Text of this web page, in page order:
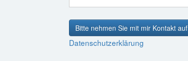
Bitte nehmen Sie mit mir Kontakt auf
Datenschutzerklärung